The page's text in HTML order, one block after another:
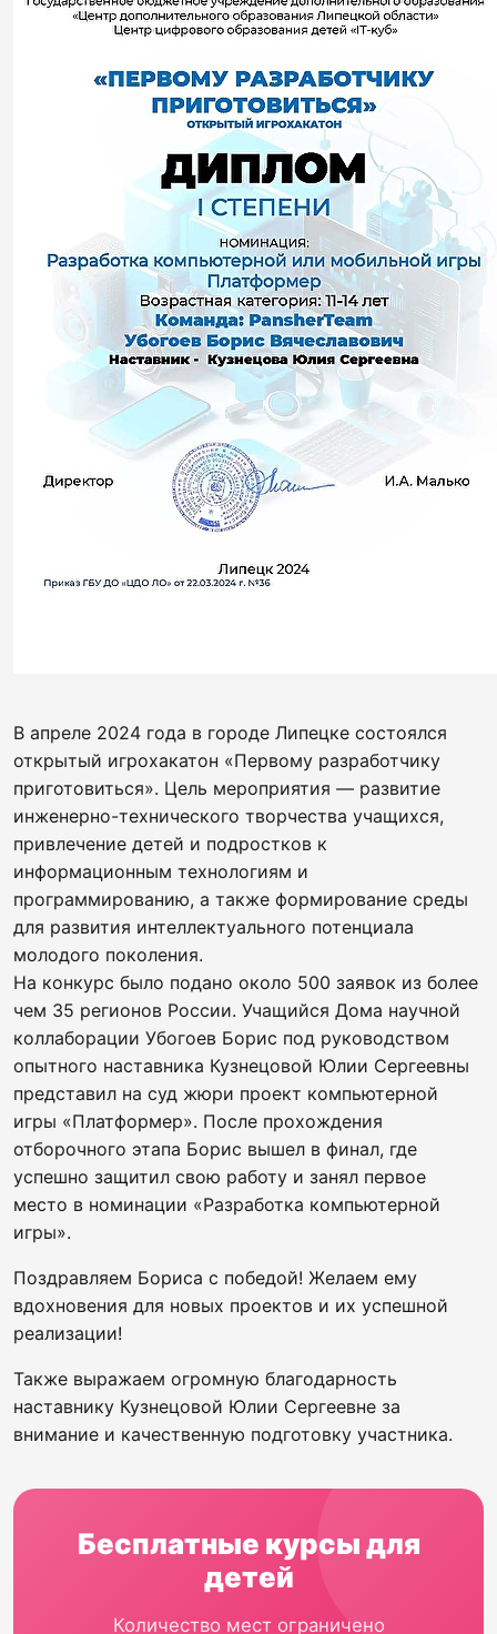
В апреле 2024 года в городе Липецке состоялся
открытый игрохакатон «Первому разработчику
приготовиться». Цель мероприятия — развитие
инженерно-технического творчества учащихся,
привлечение детей и подростков к
информационным технологиям и
программированию, а также формирование среды
для развития интеллектуального потенциала
молодого поколения.
На конкурс было подано около 500 заявок из более
чем 35 регионов России. Учащийся Дома научной
коллаборации Убогоев Борис под руководством
опытного наставника Кузнецовой Юлии Сергеевны
представил на суд жюри проект компьютерной
игры «Платформер». После прохождения
отборочного этапа Борис вышел в финал, где
успешно защитил свою работу и занял первое
место в номинации «Разработка компьютерной
игры».
Поздравляем Бориса с победой! Желаем ему
вдохновения для новых проектов и их успешной
реализации!
Также выражаем огромную благодарность
наставнику Кузнецовой Юлии Сергеевне за
внимание и качественную подготовку участника.
Бесплатные курсы для
детей
Количество мест ограничено